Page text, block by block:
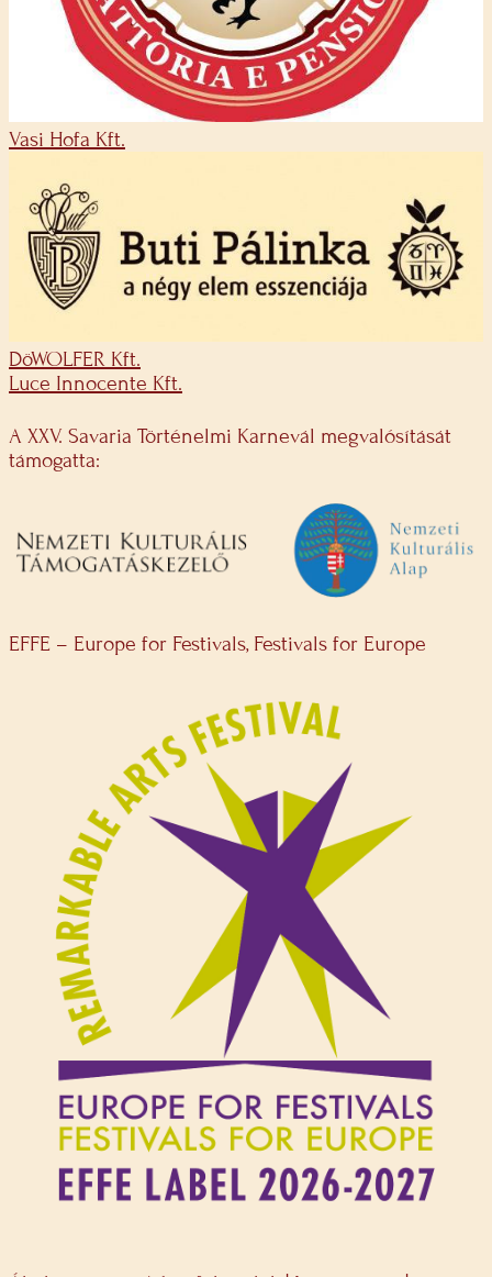
Vasi Hofa Kft.
DöWOLFER Kft.
Luce Innocente Kft.
A XXV. Savaria Történelmi Karnevál megvalósítását
támogatta:
EFFE – Europe for Festivals, Festivals for Europe